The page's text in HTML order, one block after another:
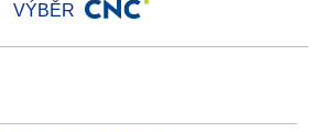
VÝBĚR